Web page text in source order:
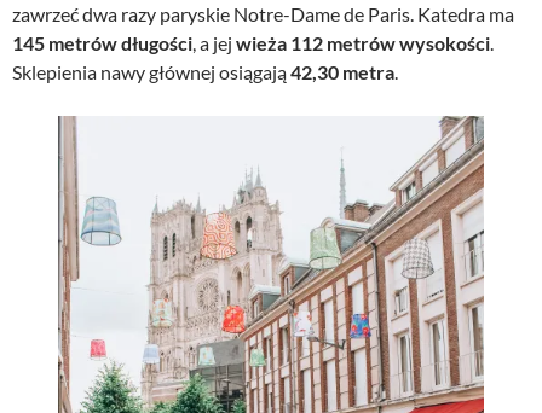
zawrzeć dwa razy paryskie Notre-Dame de Paris. Katedra ma
145 metrów długości , a jej wieża 112 metrów wysokości
Sklepienia nawy głównej osiągają42,30 metra